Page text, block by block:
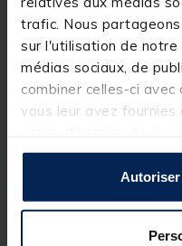
trafic. Nous
sur l'utilisation de
médias sociaux, de
combiner celles-ci
vous leur avez
progressivement dans
est particulièrement
eaux calmes ou
rémanence de
maintenir l'intérêt des
rivière, en canal ou en
Brème est un choix
Paquet de 1kg